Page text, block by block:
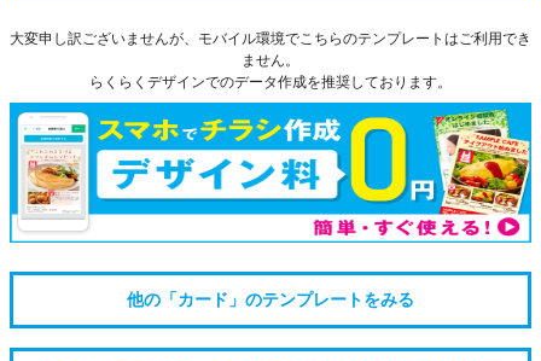
大変申し訳ございませんが、モバイル環境でこちらのテンプレートはご利用でき
ません。
らくらくデザインでのデータ作成を推奨しております。
他の「カード」のテンプレートをみる